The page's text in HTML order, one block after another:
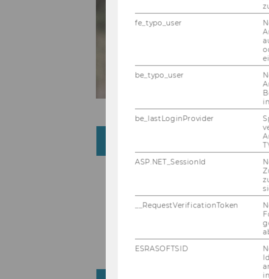
Scientific Project
and Behavior (Vienna
Economics)
Student Assistant at the
(University of Vienna)
fe_typo_user
be_typo_user
be_lastLoginProvider
ASP.NET_SessionId
__RequestVerificationToken
ESRASOFTSID